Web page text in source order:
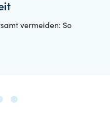
vermeiden: So